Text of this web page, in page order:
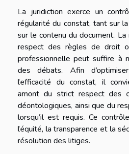
La juridiction exerce un
régularité du constat, tant sur
sur le contenu du document.
respect des règles de droit
professionnelle peut suffire à
des débats. Afin
l’efficacité du constat, il
amont du strict respect des
déontologiques, ainsi que du
lorsqu’il est requis. Ce
l’équité, la transparence et la
résolution des litiges.